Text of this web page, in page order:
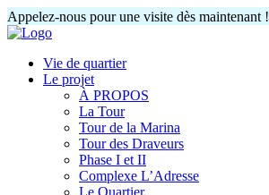
Appelez-nous pour une visite dès maintenant !
Vie de quartier
Le projet
À PROPOS
La Tour
Tour de la Marina
Tour des Draveurs
Phase I et II
Complexe L’Adresse
Le Quartier